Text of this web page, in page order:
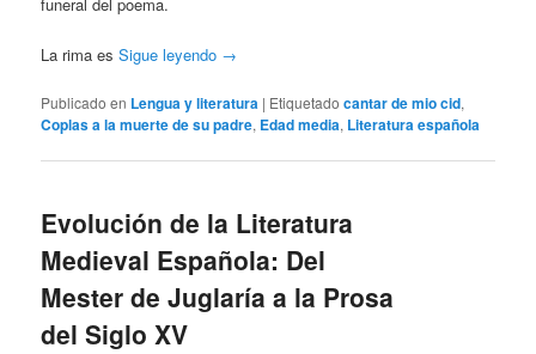
La rima esSigue leyendo →
Publicado en Lengua y literatura | Etiquetado cantar de mio cid,
Coplas a la muerte de su padre, Edad media, Literatura española
Evolución de la Literatura
Medieval Española: Del
Mester de Juglaría a la Prosa
del Siglo XV